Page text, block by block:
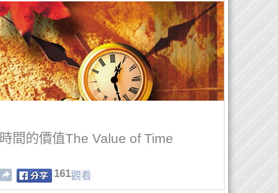
時間的價值The Value of Time
161觀看